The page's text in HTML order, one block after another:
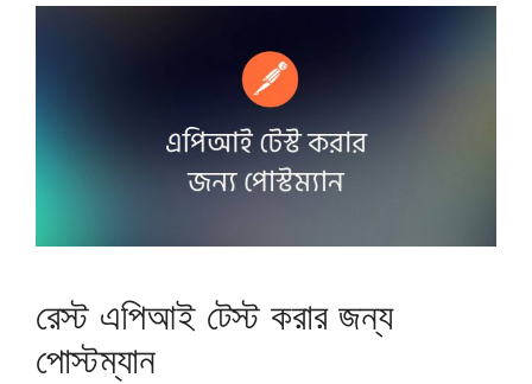
রেস্ট এপিআই টেস্ট করার জন্য
পোস্টম্যান